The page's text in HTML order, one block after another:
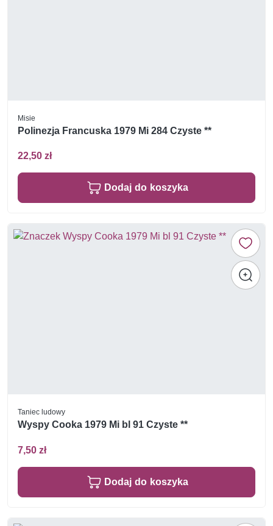
Misie
Polinezja Francuska 1979 Mi 284 Czyste **
22,50 zł
Dodaj do koszyka
Taniec ludowy
Wyspy Cooka 1979 Mi bl 91 Czyste **
7,50 zł
Dodaj do koszyka